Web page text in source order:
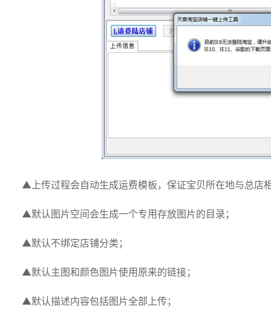
▲上传过程会自动生成运费模板，保证宝贝所在地与总店
▲默认图片空间会生成一个专用存放图片的目录；
▲默认不绑定店铺分类；
▲默认主图和颜色图片使用原来的链接；
▲默认描述内容包括图片全部上传；